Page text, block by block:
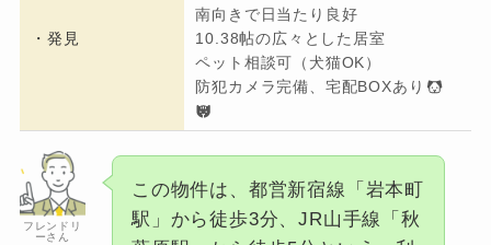
・発見
南向きで日当たり良好
10.38帖の広々とした居室
ペット相談可（犬猫OK）
防犯カメラ完備、宅配BOXあり
フレンドリ
ーさん
この物件は、都営新宿線「岩本町
駅」から徒歩3分、JR山手線「秋